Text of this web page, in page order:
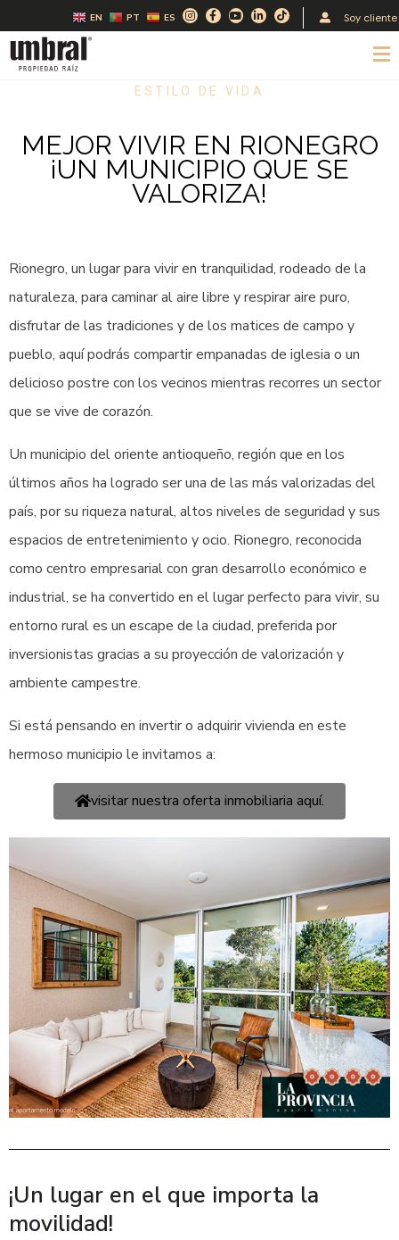
al
contenido
EN PT ES I
n
s
a
m
F
a
c
k
-
Y
o
u
L
i
n
n
-
T
i
k
Soy cliente
ESTILO DE VIDA
MEJOR VIVIR EN RIONEGRO
¡UN MUNICIPIO QUE SE
VALORIZA!
Rionegro, un lugar para vivir en tranquilidad, rodeado de la
naturaleza, para caminar al aire libre y respirar aire puro,
disfrutar de las tradiciones y de los matices de campo y
pueblo, aquí podrás compartir empanadas de iglesia o un
delicioso postre con los vecinos mientras recorres un sector
que se vive de corazón.
Un municipio del oriente antioqueño, región que en los
últimos años ha logrado ser una de las más valorizadas del
país, por su riqueza natural, altos niveles de seguridad y sus
espacios de entretenimiento y ocio. Rionegro, reconocida
como centro empresarial con gran desarrollo económico e
industrial, se ha convertido en el lugar perfecto para vivir, su
entorno rural es un escape de la ciudad, preferida por
inversionistas gracias a su proyección de valorización y
ambiente campestre.
Si está pensando en invertir o adquirir vivienda en este
hermoso municipio le invitamos a:
visitar nuestra oferta inmobiliaria aquí.
¡Un lugar en el que importa la
movilidad!